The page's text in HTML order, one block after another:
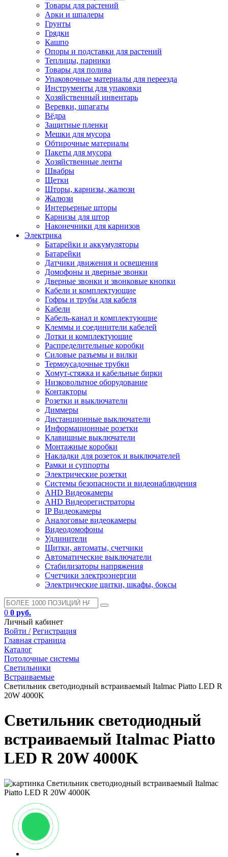
Товары для растений
Арки и шпалеры
Грунты
Грядки
Кашпо
Опоры и подставки для растений
Теплицы, парники
Товары для полива
Упаковочные материалы для переезда
Инструменты для упаковки
Хозяйственный инвентарь
Веревки, шпагаты
Вёдра
Защитные пленки
Мешки для мусора
Обтирочные материалы
Пакеты для мусора
Хозяйственные ленты
Швабры
Щетки
Шторы, карнизы, жалюзи
Жалюзи
Интерьерные шторы
Карнизы для штор
Наконечники для карнизов
Электрика
Батарейки и аккумуляторы
Батарейки
Датчики движения и освещения
Домофоны и дверные звонки
Дверные звонки и звонковые кнопки
Кабели и комплектующие
Гофры и трубы для кабеля
Кабели
Кабель-канал и комплектующие
Клеммы и соединители кабелей
Лотки и комплектующие
Распределительные коробки
Силовые разъемы и вилки
Термоусадочные трубки
Хомут-стяжка и кабельные бирки
Низковольтное оборудование
Контакторы
Розетки и выключатели
Диммеры
Дистанционные выключатели
Информационные розетки
Клавишные выключатели
Монтажные коробки
Накладки для розеток и выключателей
Рамки и суппорты
Электрические розетки
Системы безопасности и видеонаблюдения
AHD Видеокамеры
AHD Видеорегистраторы
IP Видеокамеры
Аналоговые видеокамеры
Видеодомофоны
Удлинители
Щитки, автоматы, счетчики
Автоматические выключатели
Стабилизаторы напряжения
Счетчики электроэнергии
Электрические щитки, шкафы, боксы
0 0 руб.
Личный кабинет
Войти / Регистрация
Главная страница
Каталог
Потолочные системы
Светильники
Встраиваемые
Светильник светодиодный встраиваемый Italmac Piatto LED R
20W 4000K
Светильник светодиодный
встраиваемый Italmac Piatto
LED R 20W 4000K